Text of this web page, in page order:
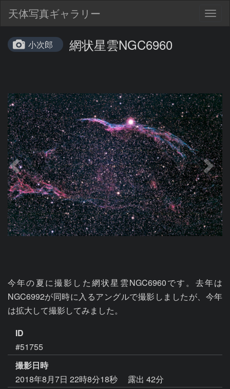
天体写真ギャラリー
小次郎 網状星雲NGC6960
今年の夏に撮影した網状星雲NGC6960です。去年は
NGC6992が同時に入るアングルで撮影しましたが、今年
は拡大して撮影してみました。
ID
#51755
撮影日時
2018年8月7日 22時8分18秒
露出 42分